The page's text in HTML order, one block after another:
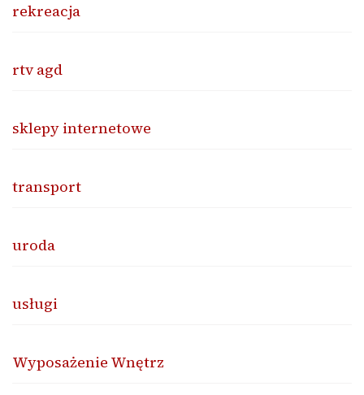
rekreacja
rtv agd
sklepy internetowe
transport
uroda
usługi
Wyposażenie Wnętrz